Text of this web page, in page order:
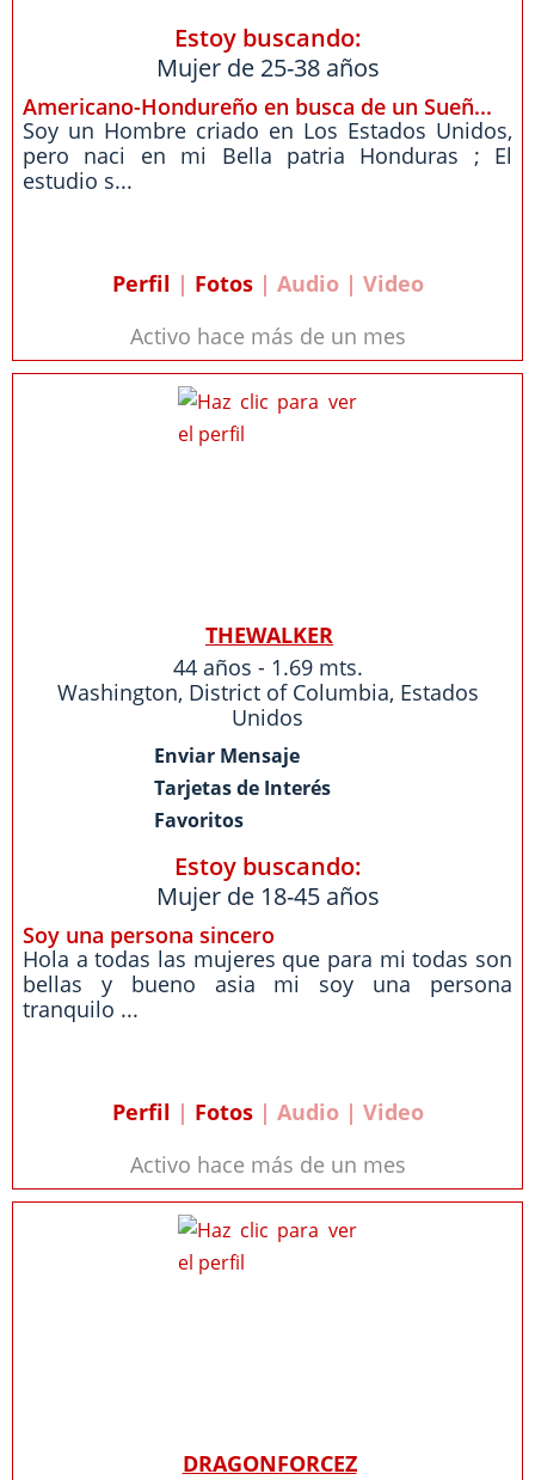
Estoy buscando:
Mujer de 25-38 años
Americano-Hondureño en busca de un Sueñ...
Soy un Hombre criado en Los Estados Unidos,
pero naci en mi Bella patria Honduras ; El
estudio s...
Perfil | Fotos| Audio | Video
Activo hace más de un mes
THEWALKER
44 años - 1.69 mts.
Washington, District of Columbia, Estados
Unidos
Enviar Mensaje
Tarjetas de Interés
Favoritos
Estoy buscando:
Mujer de 18-45 años
Soy una persona sincero
Hola a todas las mujeres que para mi todas son
bellas y bueno asia mi soy una persona
tranquilo ...
Perfil | Fotos| Audio | Video
Activo hace más de un mes
DRAGONFORCEZ